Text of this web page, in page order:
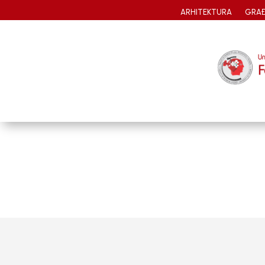
ARHITEKTURA